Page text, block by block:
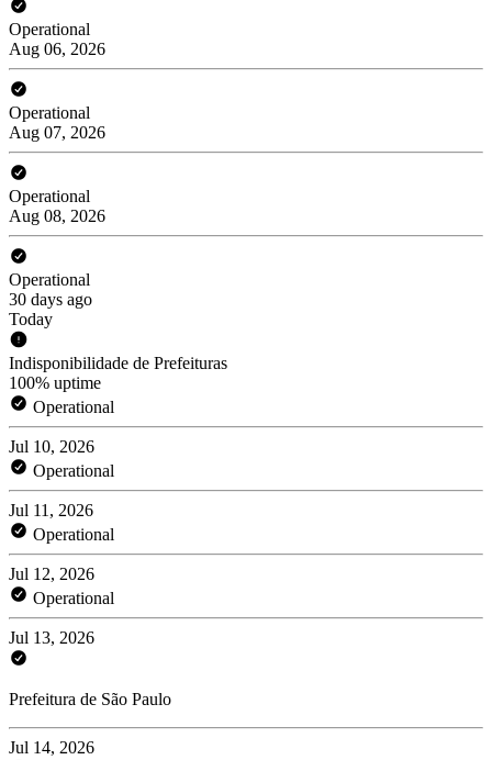
Operational
Aug 06, 2026
Operational
Aug 07, 2026
Operational
Aug 08, 2026
Operational
30 days ago
Today
Indisponibilidade de Prefeituras
100% uptime
Operational
Jul 10, 2026
Operational
Jul 11, 2026
Operational
Jul 12, 2026
Operational
Jul 13, 2026
Prefeitura de São Paulo
Jul 14, 2026